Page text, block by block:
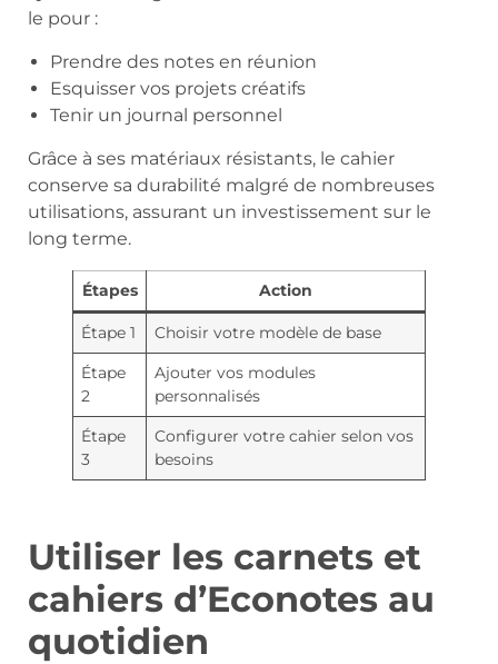
le pour :
Prendre des notes en réunion
Esquisser vos projets créatifs
Tenir un journal personnel
Grâce à ses matériaux résistants, le cahier
conserve sa durabilité malgré de nombreuses
utilisations, assurant un investissement sur le
long terme.
Étapes Action
Étape 1
Choisir votre modèle de base
Étape
2
Ajouter vos modules
personnalisés
Étape
3
Configurer votre cahier selon vos
besoins
Utiliser les carnets et
cahiers d’Econotes au
quotidien